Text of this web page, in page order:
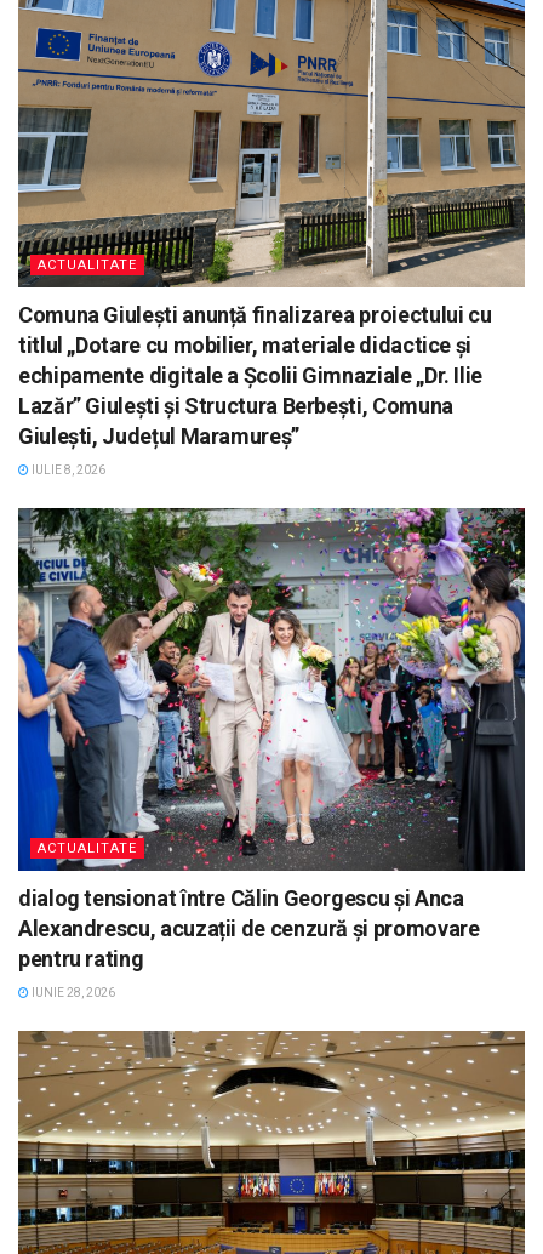
ACTUALITATE
Comuna Giulești anunță finalizarea proiectului cu
titlul „Dotare cu mobilier, materiale didactice și
echipamente digitale a Școlii Gimnaziale „Dr. Ilie
Lazăr” Giulești și Structura Berbești, Comuna
Giulești, Județul Maramureș”
IULIE 8, 2026
ACTUALITATE
dialog tensionat între Călin Georgescu și Anca
Alexandrescu, acuzații de cenzură și promovare
pentru rating
IUNIE 28, 2026